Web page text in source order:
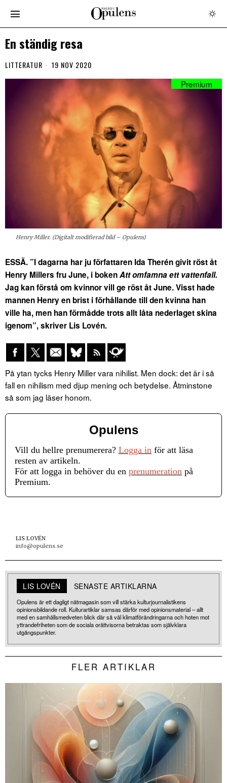
En ständig resa
LITTERATUR 19 NOV 2020
Henry Miller. (Digitalt modifierad bild – Opulens)
ESSÄ. ”I dagarna har ju författaren Ida Therén givit röst åt
Henry Millers fru June, i bokenAtt omfamna ett vattenfall.
Jag kan förstå om kvinnor vill ge röst åt June. Visst hade
mannen Henry en brist i förhållande till den kvinna han
ville ha, men han förmådde trots allt låta nederlaget skina
igenom”, skriver Lis Lovén.
På ytan tycks Henry Miller vara nihilist. Men dock: det är i så
fall en nihilism med djup mening och betydelse. Åtminstone
så som jag läser honom.
Opulens
Vill du hellre prenumerera? Logga in för att läsa
resten av artikeln.
För att logga in behöver du en prenumeration på
Premium.
LIS LOVÉN
info@opulens.se
LIS LOVÉN SENASTE ARTIKLARNA
Opulens är ett dagligt nätmagasin som vill stärka kulturjournalistikens
opinionsbildande roll. Kulturartiklar samsas därför med opinionsmaterial – allt
med en samhällsmedveten blick där så väl klimatförändringarna och hoten mot
yttrandefriheten som de sociala orättvisorna betraktas som självklara
utgångspunkter.
FLER ARTIKLAR